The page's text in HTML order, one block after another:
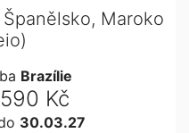
Maroko
Brazílie
Kč
30.03.27